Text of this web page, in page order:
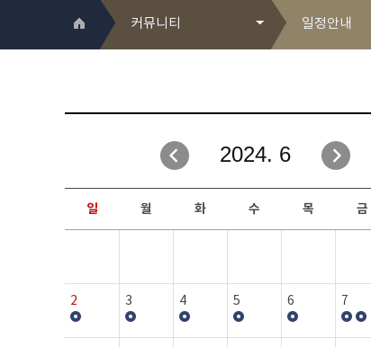
커뮤니티
취업성공지원과
창업지원·교육센터
현장실습/IPP사업단
커뮤니티
일정안내
자유게시판
일정안내
보도자료
행사갤러리
2024. 6
일 월 화 수 목 금
2 3 4 5 6 7